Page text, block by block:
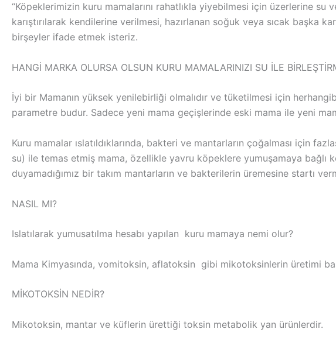
“Köpeklerimizin kuru mamalarını rahatlıkla yiyebilmesi için üzerlerine
karıştırılarak kendilerine verilmesi, hazırlanan soğuk veya sıcak başka
birşeyler ifade etmek isteriz.
HANGİ MARKA OLURSA OLSUN KURU MAMALARINIZI SU İLE
İyi bir Mamanın yüksek yenilebirliği olmalıdır ve tüketilmesi için
parametre budur. Sadece yeni mama geçişlerinde eski mama ile yeni
Kuru mamalar ıslatıldıklarında, bakteri ve mantarların çoğalması için
su) ile temas etmiş mama, özellikle yavru köpeklere yumuşamaya bağlı
duyamadığımız bir takım mantarların ve bakterilerin üremesine startı
NASIL MI?
Islatılarak yumusatılma hesabı yapılan kuru mamaya nemi olur?
Mama Kimyasında, vomitoksin, aflatoksin gibi mikotoksinlerin üretimi
MİKOTOKSİN NEDİR?
Mikotoksin, mantar ve küflerin ürettiği toksin metabolik yan ürünlerdir.